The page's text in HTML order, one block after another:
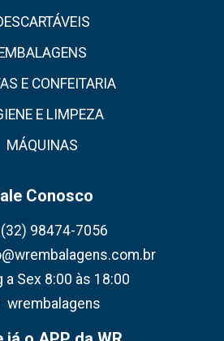
EMBALAGENS
E CONFEITARIA
E LIMPEZA
MÁQUINAS
Conosco
(32) 98474-7056
a Sex 8:00 às 18:00
wrembalagens